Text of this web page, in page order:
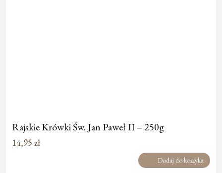
Rajskie Krówki Św. Jan Paweł II – 250g
14,95 zł
Dodaj do koszyka